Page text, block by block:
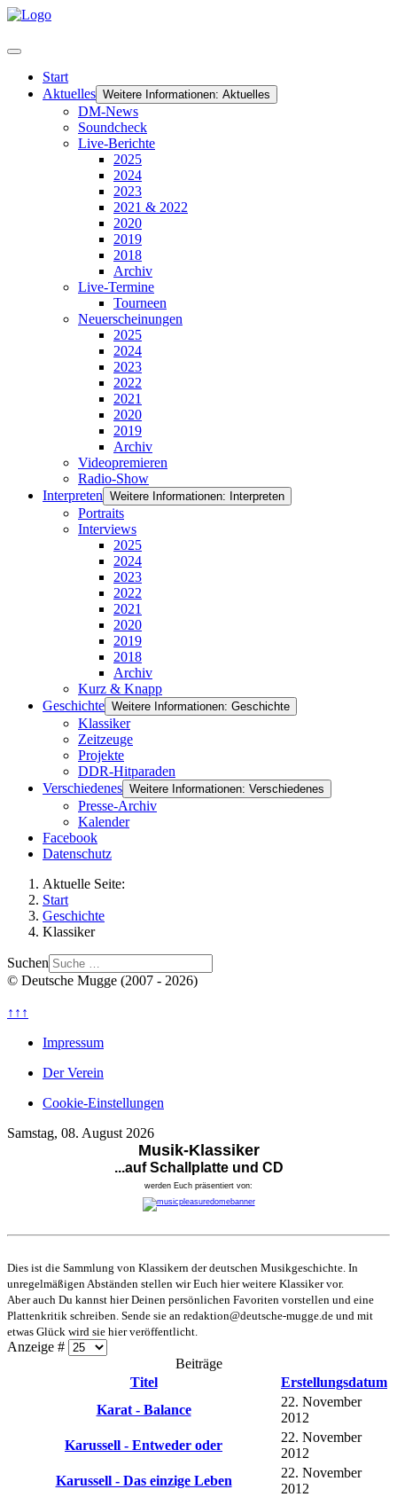
Start
Aktuelles Weitere Informationen: Aktuelles
DM-News
Soundcheck
Live-Berichte
2025
2024
2023
2021 & 2022
2020
2019
2018
Archiv
Live-Termine
Tourneen
Neuerscheinungen
2025
2024
2023
2022
2021
2020
2019
Archiv
Videopremieren
Radio-Show
Interpreten Weitere Informationen: Interpreten
Portraits
Interviews
2025
2024
2023
2022
2021
2020
2019
2018
Archiv
Kurz & Knapp
Geschichte Weitere Informationen: Geschichte
Klassiker
Zeitzeuge
Projekte
DDR-Hitparaden
Verschiedenes Weitere Informationen: Verschiedenes
Presse-Archiv
Kalender
Facebook
Datenschutz
Aktuelle Seite:
Start
Geschichte
Klassiker
Suchen
© Deutsche Mugge (2007 - 2026)
↑↑↑
Impressum
Der Verein
Cookie-Einstellungen
Samstag, 08. August 2026
Musik-Klassiker
...auf Schallplatte und CD
werden Euch präsentiert von:
Dies ist die Sammlung von Klassikern der deutschen Musikgeschichte. In
unregelmäßigen Abständen stellen wir Euch hier weitere Klassiker vor.
Aber auch Du kannst hier Deinen persönlichen Favoriten vorstellen und eine
Plattenkritik schreiben. Sende sie an redaktion@deutsche-mugge.de und mit
etwas Glück wird sie hier veröffentlicht.
Anzeige #
Beiträge
Titel
Erstellungsdatum
Karat - Balance
22. November
2012
Karussell - Entweder oder
22. November
2012
Karussell - Das einzige Leben
22. November
2012